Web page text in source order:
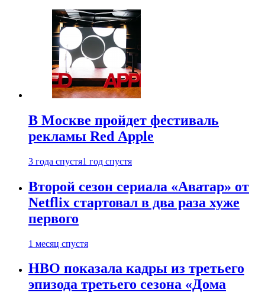
В Москве пройдет фестиваль
рекламы Red Apple
3 года спустя1 год спустя
Второй сезон сериала «Аватар» от
Netflix стартовал в два раза хуже
первого
1 месяц спустя
HBO показала кадры из третьего
эпизода третьего сезона «Дома